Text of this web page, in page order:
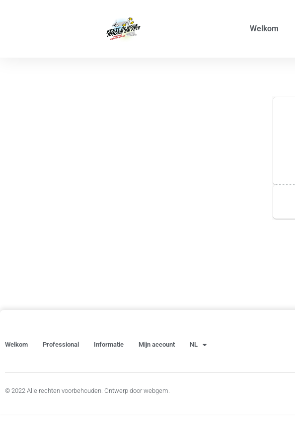
Welkom
Welkom Professional Informatie Mijn account NL
© 2022 Alle rechten voorbehouden. Ontwerp door webgem.